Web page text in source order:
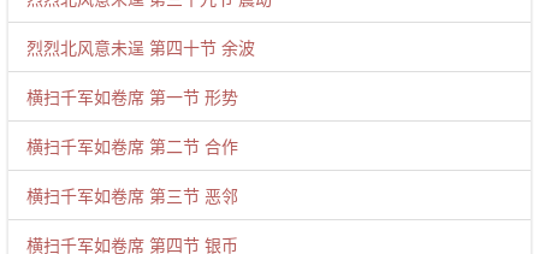
烈烈北风意未逞 第四十节 余波
横扫千军如卷席 第一节 形势
横扫千军如卷席 第二节 合作
横扫千军如卷席 第三节 恶邻
横扫千军如卷席 第四节 银币